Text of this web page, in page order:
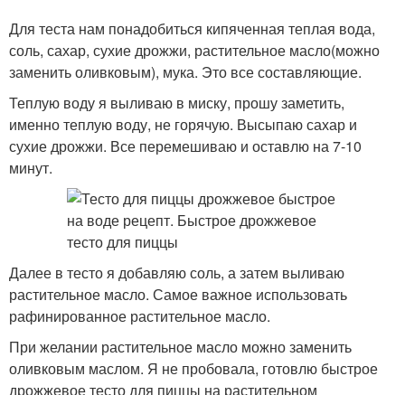
Для теста нам понадобиться кипяченная теплая вода,
соль, сахар, сухие дрожжи, растительное масло(можно
заменить оливковым), мука. Это все составляющие.
Теплую воду я выливаю в миску, прошу заметить,
именно теплую воду, не горячую. Высыпаю сахар и
сухие дрожжи. Все перемешиваю и оставлю на 7-10
минут.
Далее в тесто я добавляю соль, а затем выливаю
растительное масло. Самое важное использовать
рафинированное растительное масло.
При желании растительное масло можно заменить
оливковым маслом. Я не пробовала, готовлю быстрое
дрожжевое тесто для пиццы на растительном